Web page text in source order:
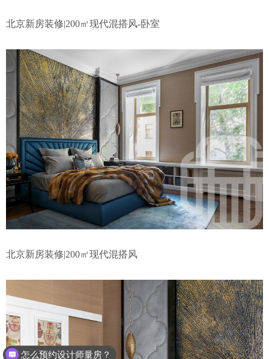
北京新房装修|200㎡现代混搭风-卧室
北京新房装修|200㎡现代混搭风
怎么预约设计师量房？
设计、施工是怎么收费的？